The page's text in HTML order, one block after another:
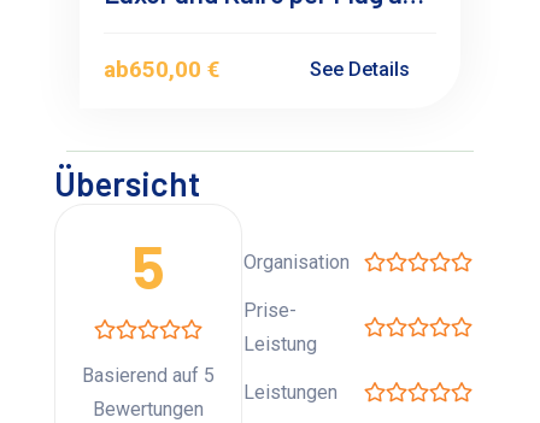
ab650,00 € See Details
Übersicht
5
Basierend auf 5
Bewertungen
Organisation
Prise-
Leistung
Leistungen